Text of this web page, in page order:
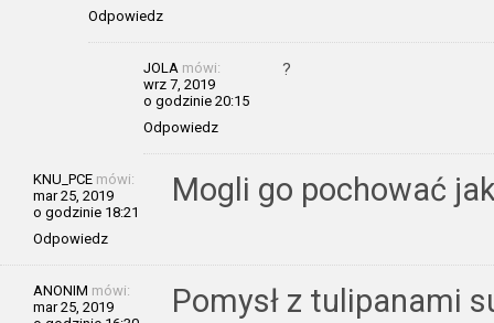
Odpowiedz
JOLA mówi:
wrz 7, 2019
o godzinie 20:15
Odpowiedz
?
KNU_PCE mówi:
mar 25, 2019
o godzinie 18:21
Odpowiedz
Mogli go pochować
ANONIM mówi:
mar 25, 2019
Pomysł z tulipanami